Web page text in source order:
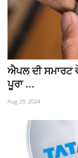
ਐਪਲ ਦੀ ਸਮਾਰਟ
ਪੂਰਾ ...
Aug 29, 2024